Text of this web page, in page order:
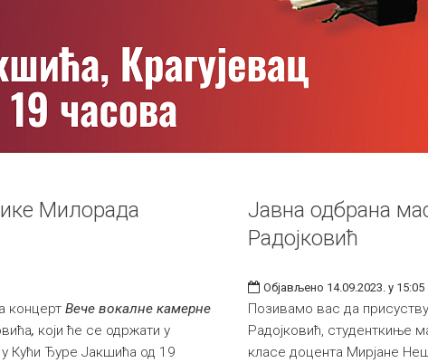
Милорада
концерт Вече вокалне камерне
, који ће се одржати у
Кући Ђуре Јакшића од 19
Јавна одбрана
Радојковић
Објављено 14.09.2023. у 15:05
Позивамо вас да
Радојковић, студенткиње
класе доцента Мирјане